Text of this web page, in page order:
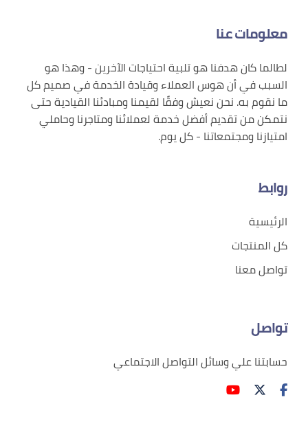
معلومات عنا
لطالما كان هدفنا هو تلبية احتياجات الآخرين - وهذا هو
السبب في أن هوس العملاء وقيادة الخدمة في صميم كل
ما نقوم به. نحن نعيش وفقًا لقيمنا ومبادئنا القيادية حتى
نتمكن من تقديم أفضل خدمة لعملائنا ومتاجرنا وحاملي
امتيازنا ومجتمعاتنا - كل يوم.
روابط
الرئيسية
كل المنتجات
تواصل معنا
تواصل
حسابتنا علي وسائل التواصل الاجتماعي